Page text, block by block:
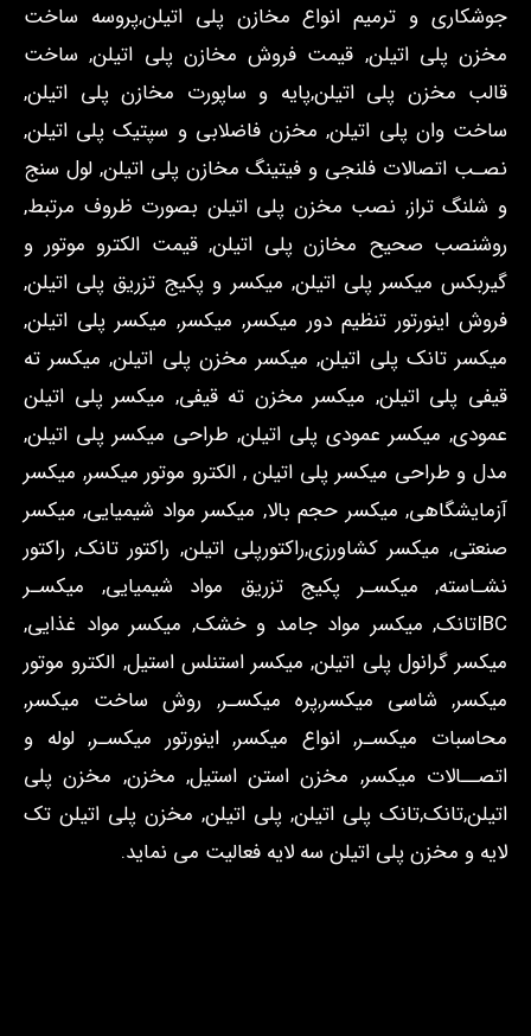
جوشکاری و ترمیم انواع مخازن پلی اتیلن,پروسه ساخت
مخزن پلی اتیلن, قیمت فروش مخازن پلی اتیلن, ساخت
قالب مخزن پلی اتیلن,پایه و ساپورت مخازن پلی اتیلن,
ساخت وان پلی اتیلن, مخزن فاضلابی و سپتیک پلی اتیلن,
نصـب اتصالات فلنجی و فیتینگ مخازن پلی اتیلن, لول سنج
و شلنگ تراز, نصب مخزن پلی اتیلن بصورت ظروف مرتبط,
روشنصب صحیح مخازن پلی اتیلن, قیمت الکترو موتور و
گیربکس میکسر پلی اتیلن, میکسر و پکیج تزریق پلی اتیلن,
فروش اینورتور تنظیم دور میکسر, میکسر, میکسر پلی اتیلن,
میکسر تانک پلی اتیلن, میکسر مخزن پلی اتیلن, میکسر ته
قیفی پلی اتیلن, میکسر مخزن ته قیفی, میکسر پلی اتیلن
عمودی, میکسر عمودی پلی اتیلن, طراحی میکسر پلی اتیلن,
مدل و طراحی میکسر پلی اتیلن , الکترو موتور میکسر, میکسر
آزمایشگاهی, میکسر حجم بالا, میکسر مواد شیمیایی, میکسر
صنعتی, میکسر کشاورزی,راکتورپلی اتیلن, راکتور تانک, راکتور
نشـاسته, میکسـر پکیج تزریق مواد شیمیایی, میکسـر
IBCتانک, میکسر مواد جامد و خشک, میکسر مواد غذایی,
میکسر گرانول پلی اتیلن, میکسر استنلس استیل, الکترو موتور
میکسر, شاسی میکسر,پره میکسـر, روش ساخت میکسر,
محاسبات میکسـر, انواع میکسر, اینورتور میکسـر, لوله و
اتصــالات میکسر, مخزن استن استیل, مخزن, مخزن پلی
اتیلن,تانک,تانک پلی اتیلن, پلی اتیلن, مخزن پلی اتیلن تک
لایه و مخزن پلی اتیلن سه لایه فعالیت می نماید.